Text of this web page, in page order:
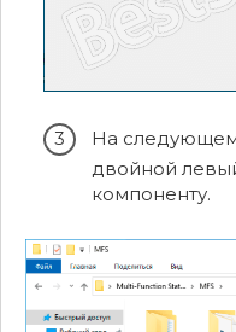
На
двойной
компоненту.